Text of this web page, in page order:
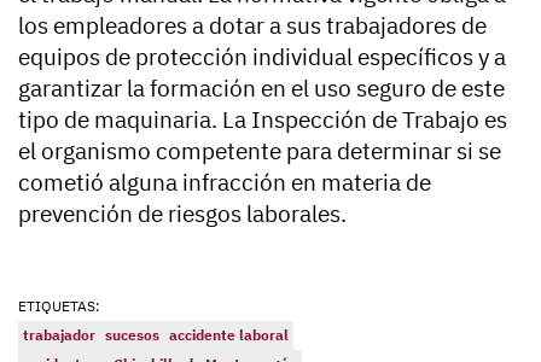
los empleadores a dotar a sus trabajadores de
equipos de protección individual específicos y a
garantizar la formación en el uso seguro de este
tipo de maquinaria. La Inspección de Trabajo es
el organismo competente para determinar si se
cometió alguna infracción en materia de
prevención de riesgos laborales.
ETIQUETAS:
trabajador sucesos accidente laboral